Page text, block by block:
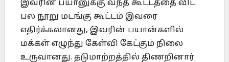
இவரின் பயானுக்கு வந்த கூட்டத்தை விட
பல நூறு மடங்கு கூட்டம் இவரை
எதிர்க்கலானது, இவரின் பயான்களில்
மக்கள் எழுந்து கேள்வி கேட்கும் நிலை
உருவானது. தடுமாற்றத்தில் திணறினார்